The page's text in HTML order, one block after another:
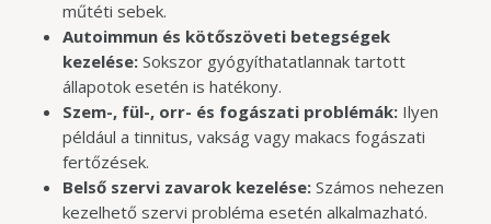
műtéti sebek.
Autoimmun és kötőszöveti betegségek
kezelése:Sokszor gyógyíthatatlannak tartott
állapotok esetén is hatékony.
Szem-, fül-, orr- és fogászati problémák:Ilyen
például a tinnitus, vakság vagy makacs fogászati
fertőzések.
Belső szervi zavarok kezelése:Számos nehezen
kezelhető szervi probléma esetén alkalmazható.